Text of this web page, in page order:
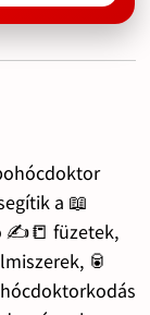
a 📖
✍️📒 füzetek,
🥫